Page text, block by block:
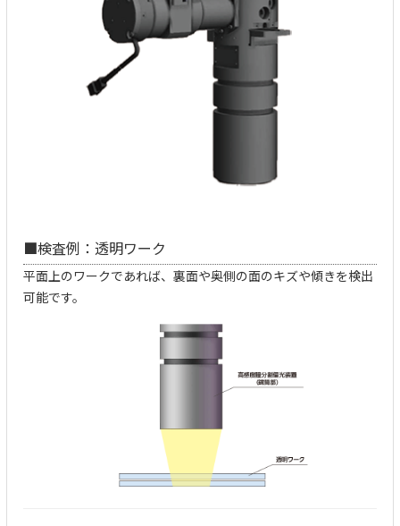
■検査例：透明ワーク
平面上のワークであれば、裏面や奥側の面のキズや傾きを検出
可能です。